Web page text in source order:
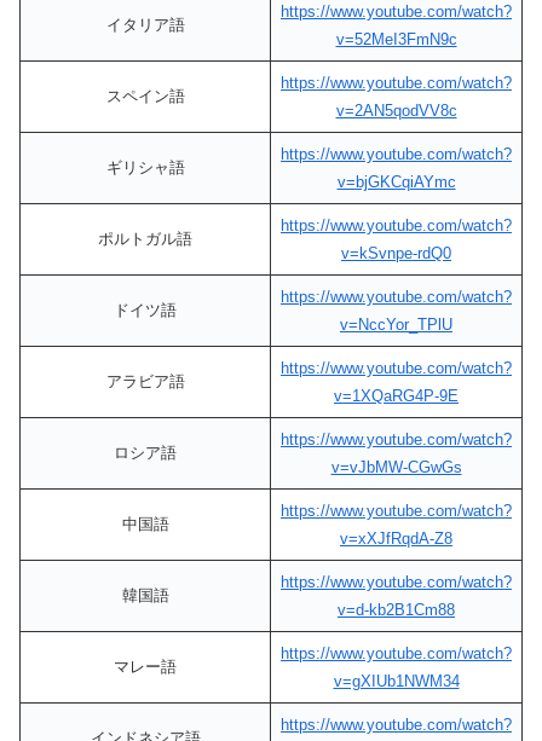
イタリア語
https://www.youtube.com/watch?
v=52MeI3FmN9c
スペイン語
https://www.youtube.com/watch?
v=2AN5qodVV8c
ギリシャ語
https://www.youtube.com/watch?
v=bjGKCqiAYmc
ポルトガル語
https://www.youtube.com/watch?
v=kSvnpe-rdQ0
ドイツ語
https://www.youtube.com/watch?
v=NccYor_TPlU
アラビア語
https://www.youtube.com/watch?
v=1XQaRG4P-9E
ロシア語
https://www.youtube.com/watch?
v=vJbMW-CGwGs
中国語
https://www.youtube.com/watch?
v=xXJfRqdA-Z8
韓国語
https://www.youtube.com/watch?
v=d-kb2B1Cm88
マレー語
https://www.youtube.com/watch?
v=gXIUb1NWM34
https://www.youtube.com/watch?